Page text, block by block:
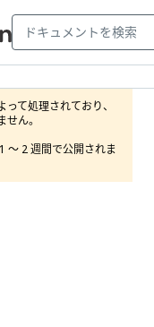
て処理されており、
ん。
～ 2 週間で公開されま